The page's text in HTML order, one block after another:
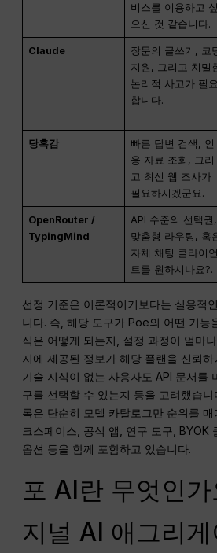
비스를 이용하고 싶
으신 것 같습니다.
Claude
장문의 글쓰기, 코
지원, 그리고 치밀
논리적 사고가 필요
합니다.
당혹감
빠른 답변 검색, 인
용 자료 조회, 그리
고 최신 웹 조사가
필요하시겠군요.
OpenRouter /
TypingMind
API 수준의 선택권,
맞춤형 라우팅, 혹
자체 채팅 클라이언
트를 원하시나요?.
선정 기준은 이론적이기보다는 실용적
니다. 즉, 해당 도구가 Poe의 어떤 기능
식은 어떻게 되는지, 설정 과정이 얼마
지에 제공된 정보가 해당 플랜을 신뢰
기술 지식이 없는 사용자도 API 문서를
구를 선택할 수 있는지 등을 고려했습
록은 단순히 모델 카탈로그만 순위를
크스페이스, 공식 앱, 연구 도구, BYOK
옵션 등을 함께 포함하고 있습니다.
포 AI란 무엇인가
지널 AI 애그리게